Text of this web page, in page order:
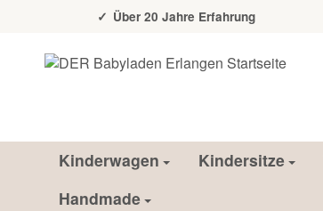
Über 20 Jahre Erfahrung
Kinderwagen Kindersitze
Handmade